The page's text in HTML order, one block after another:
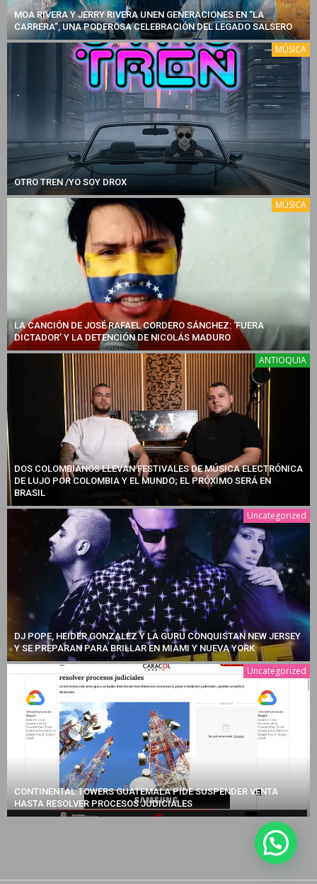
MOA RIVERA Y JERRY RIVERA UNEN GENERACIONES EN “LA
CARRERA”, UNA PODEROSA CELEBRACIÓN DEL LEGADO SALSERO
MÚSICA
OTRO TREN /YO SOY DROX
MÚSICA
LA CANCIÓN DE JOSÉ RAFAEL CORDERO SÁNCHEZ: ‘FUERA
DICTADOR’ Y LA DETENCIÓN DE NICOLÁS MADURO
ANTIOQUIA
DOS COLOMBIANOS LLEVAN FESTIVALES DE MÚSICA ELECTRÓNICA
DE LUJO POR COLOMBIA Y EL MUNDO; EL PRÓXIMO SERÁ EN
BRASIL
Uncategorized
DJ POPE, HEIDER GONZALEZ Y LA GURU CONQUISTAN NEW JERSEY
Y SE PREPARAN PARA BRILLAR EN MIAMI Y NUEVA YORK
Uncategorized
CONTINENTAL TOWERS GUATEMALA PIDE SUSPENDER VENTA
HASTA RESOLVER PROCESOS JUDICIALES